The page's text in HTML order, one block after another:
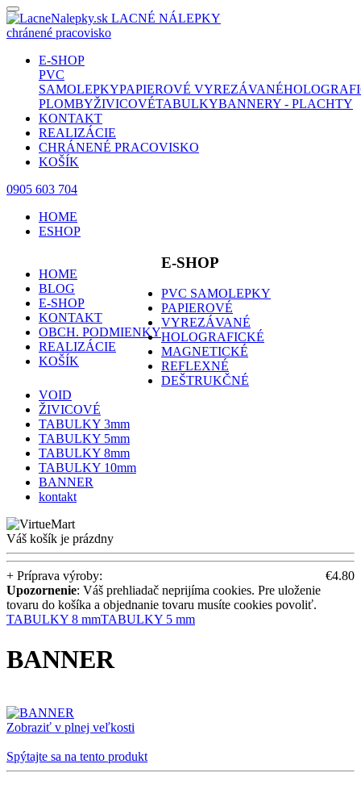
LACNÉ NÁLEPKY
chránené pracovisko
E-SHOP
PVC
SAMOLEPKYPAPIEROVÉ VYREZÁVANÉ
PLOMBYŽIVICOVÉTABULKYBANNERY - PLACHTY
KONTAKT
REALIZÁCIE
CHRÁNENÉ PRACOVISKO
KOŠÍK
0905 603 704
HOME
ESHOP
HOME
BLOG
E-SHOP
KONTAKT
OBCH. PODMIENKY
REALIZÁCIE
KOŠÍK
E-SHOP
PVC SAMOLEPKY
PAPIEROVÉ
VYREZÁVANÉ
HOLOGRAFICKÉ
MAGNETICKÉ
REFLEXNÉ
DEŠTRUKČNÉ
VOID
ŽIVICOVÉ
TABULKY 3mm
TABULKY 5mm
TABULKY 8mm
TABULKY 10mm
BANNER
kontakt
Váš košík je prázdny
+ Príprava výroby:
€4.80
Upozornenie: Váš prehliadač neprijíma cookies. Pre uloženie
tovaru do košíka a objednanie tovaru musíte cookies povoliť.
TABULKY 8 mmTABULKY 5 mm
BANNER
Zobraziť v plnej veľkosti
Spýtajte sa na tento produkt